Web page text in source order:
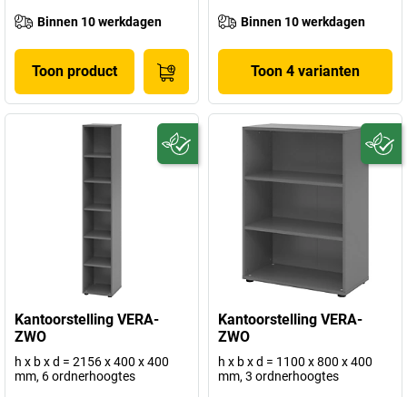
Binnen 10 werkdagen
Toon product
Binnen 10 werkdagen
Toon 4 varianten
Kantoorstelling VERA-
ZWO
h x b x d = 2156 x 400 x 400
mm, 6 ordnerhoogtes
Kantoorstelling VERA-
ZWO
h x b x d = 1100 x 800 x 400
mm, 3 ordnerhoogtes